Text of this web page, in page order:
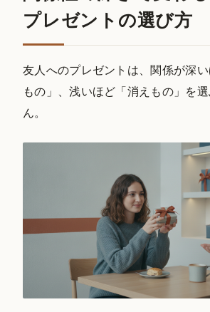
プレゼントの選び方
友人へのプレゼントは、関係が深
もの」、浅いほど「消えもの」を
ん。